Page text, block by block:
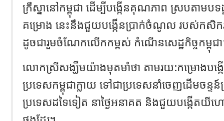
ក្រឹស្នានៅកម្ពុជា ដើម្បីបង្កើនគុណភាព ស្របតាមបទ
គម្រោង នេះនឹងជួយបង្កើនប្រាក់ចំណូល របស់កសិករ
ដូចជារួមចំណែកលើកកម្ពស់ កំណើនសេដ្ឋកិច្ចកម្ពុជ
លោកស្រីសង្ឃឹមយ៉ាងមុតមាំថា តាមរយ:កម្រោងបង្
ប្រទេសកម្ពុជាក្លាយ ទៅជាប្រទេសនាំចេញដើមចន្
ប្រទេសដទៃទៀត នាថ្ងៃអនាគត និងជួយបង្កើតយីហ